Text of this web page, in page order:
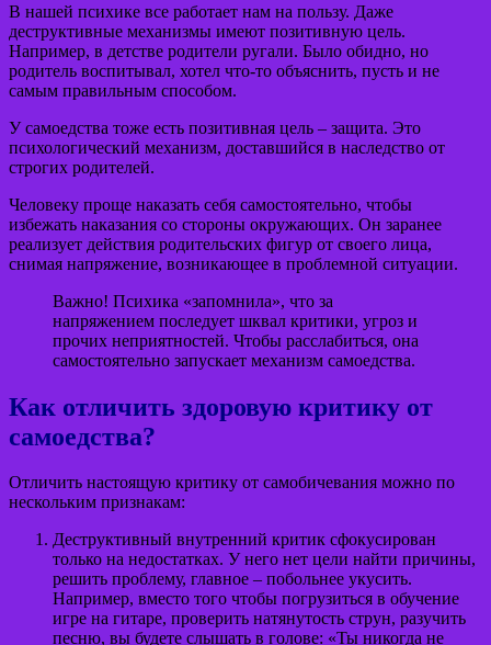
В нашей психике все работает нам на пользу. Даже
деструктивные механизмы имеют позитивную цель.
Например, в детстве родители ругали. Было обидно, но
родитель воспитывал, хотел что-то объяснить, пусть и не
самым правильным способом.
У самоедства тоже есть позитивная цель – защита. Это
психологический механизм, доставшийся в наследство от
строгих родителей.
Человеку проще наказать себя самостоятельно, чтобы
избежать наказания со стороны окружающих. Он заранее
реализует действия родительских фигур от своего лица,
снимая напряжение, возникающее в проблемной ситуации.
Важно! Психика «запомнила», что за
напряжением последует шквал критики, угроз и
прочих неприятностей. Чтобы расслабиться, она
самостоятельно запускает механизм самоедства.
Как отличить здоровую критику от
самоедства?
Отличить настоящую критику от самобичевания можно по
нескольким признакам:
Деструктивный внутренний критик сфокусирован
только на недостатках. У него нет цели найти причины,
решить проблему, главное – побольнее укусить.
Например, вместо того чтобы погрузиться в обучение
игре на гитаре, проверить натянутость струн, разучить
песню, вы будете слышать в голове: «Ты никогда не